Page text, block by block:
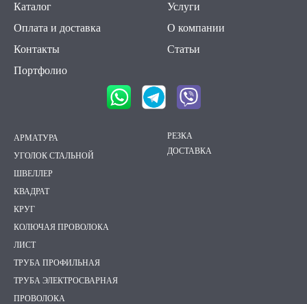
Каталог
Услуги
Оплата и доставка
О компании
Контакты
Статьи
Портфолио
АРМАТУРА
УГОЛОК СТАЛЬНОЙ
ШВЕЛЛЕР
КВАДРАТ
КРУГ
КОЛЮЧАЯ ПРОВОЛОКА
ЛИСТ
ТРУБА ПРОФИЛЬНАЯ
ТРУБА ЭЛЕКТРОСВАРНАЯ
ПРОВОЛОКА
РЕЗКА
ДОСТАВКА